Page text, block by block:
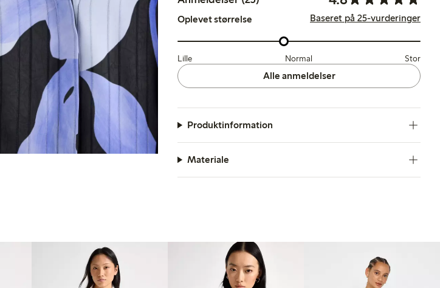
Oplevet størrelse Baseret på 25-vurderinger
Lille Normal Stor
Alle anmeldelser
Produktinformation
Materiale